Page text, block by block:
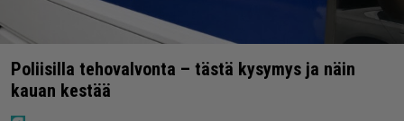
Poliisilla tehovalvonta – tästä kysymys ja näin
kauan kestää